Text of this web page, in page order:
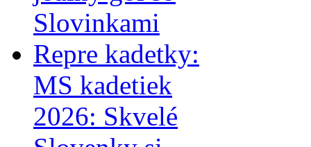
Slovinkami
Repre kadetky:
MS kadetiek
2026: Skvelé